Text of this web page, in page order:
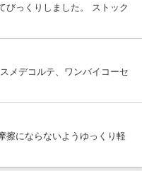
びっくりしました。 ストック
メデコルテ、ワンバイコーセ
擦にならないようゆっくり軽